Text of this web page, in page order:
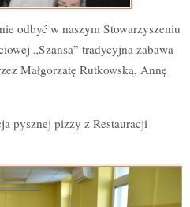
odbyć w naszym Stowarzyszeniu
„Szansa” tradycyjna zabawa
Małgorzatę Rutkowską, Annę
pysznej pizzy z Restauracji